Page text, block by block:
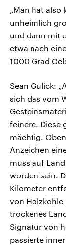
„Man hat also
unheimlich
und dann mit
etwa nach
1000 Grad
Sean Gulick:
sich das vom
feinere. Diese
mächtig.
Anzeichen
muss auf
worden sein.
Kilometer
von Holzkohle
trockenes
Signatur von
passierte